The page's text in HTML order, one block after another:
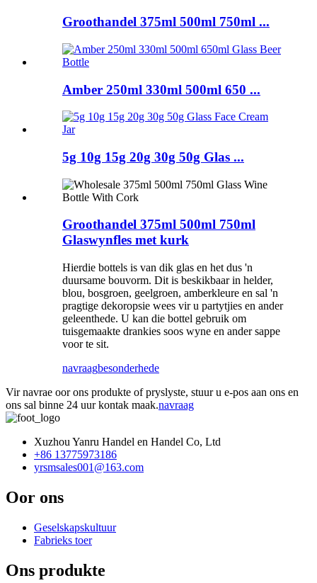
Groothandel 375ml 500ml 750ml ...
Amber 250ml 330ml 500ml 650 ...
5g 10g 15g 20g 30g 50g Glas ...
Groothandel 375ml 500ml 750ml
Glaswynfles met kurk
Hierdie bottels is van dik glas en het dus 'n
duursame bouvorm. Dit is beskikbaar in helder,
blou, bosgroen, geelgroen, amberkleure en sal 'n
pragtige dekoropsie wees vir u partytjies en ander
geleenthede. U kan die bottel gebruik om
tuisgemaakte drankies soos wyne en ander sappe
voor te sit.
navraagbesonderhede
Vir navrae oor ons produkte of pryslyste, stuur u e-pos aan ons en
ons sal binne 24 uur kontak maak.navraag
Xuzhou Yanru Handel en Handel Co, Ltd
+86 13775973186
yrsmsales001@163.com
Oor ons
Geselskapskultuur
Fabrieks toer
Ons produkte